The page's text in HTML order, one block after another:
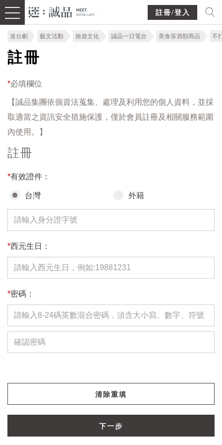
註冊/登入
迷台劇 藝文活動 旅遊文化 誠品一日電台 美食茶酒類商品 不
註冊
*必填欄位
【誠品集團依個資法蒐集、處理及利用您的個人資料，並採
取適當之資訊安全措施保護，僅於會員註冊及相關服務範圍
內使用。】
註冊
*有效證件：
台灣 外籍
*西元生日：
*密碼：